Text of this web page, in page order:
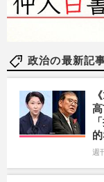
政治の最新記
週